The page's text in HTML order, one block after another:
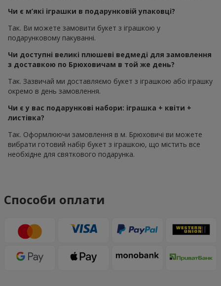
Чи є м’які іграшки в подарунковій упаковці?
Так. Ви можете замовити букет з іграшкою у
подарунковому пакуванні.
Чи доступні великі плюшеві ведмеді для замовлення
з доставкою по Брюховичам в той же день?
Так. Зазвичай ми доставляємо букет з іграшкою або іграшку
окремо в день замовлення.
Чи є у вас подарункові набори: іграшка + квіти +
листівка?
Так. Оформлюючи замовлення в м. Брюховичі ви можете
вибрати готовий набір букет з іграшкою, що містить все
необхідне для святкового подарунка.
Способи оплати